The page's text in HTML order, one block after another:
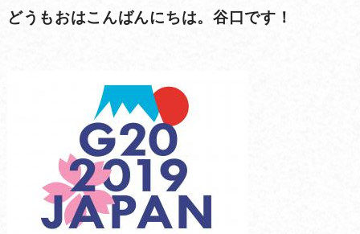
どうもおはこんばんにちは。谷口です！